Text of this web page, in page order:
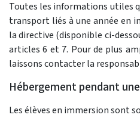
Toutes les informations utiles
transport liés à une année en
la directive (disponible ci-
articles 6 et 7. Pour de plus
laissons contacter la
Hébergement pendant
Les élèves en immersion sont